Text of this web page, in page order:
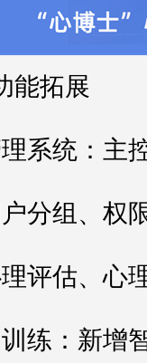
能拓展
系统：主
分组、权
评估、心
练：新增